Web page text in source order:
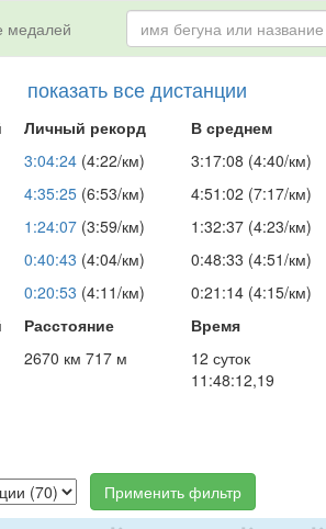
медалей
показать все дистанции
Личный рекорд
В среднем
3:04:24 (4:22/км)
3:17:08 (4:40/км)
4:35:25 (6:53/км)
4:51:02 (7:17/км)
1:24:07 (3:59/км)
1:32:37 (4:23/км)
0:40:43 (4:04/км)
0:48:33 (4:51/км)
0:20:53 (4:11/км)
0:21:14 (4:15/км)
Расстояние
Время
2670 км 717 м
12 суток
11:48:12,19
Применить фильтр